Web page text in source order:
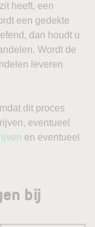
heeft, een
een gedekte
dan houdt u
Wordt de
leveren
dit proces
eventueel
en eventueel
bij